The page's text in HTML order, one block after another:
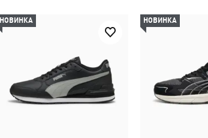
НОВИНКА НОВИНКА